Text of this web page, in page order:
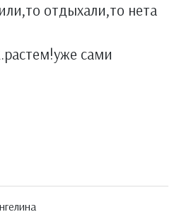
отдыхали,то нета
сами